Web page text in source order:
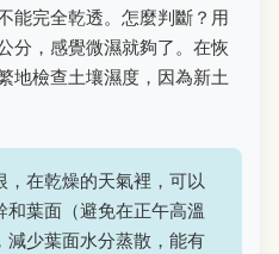
能完全乾透。怎麼判斷？用
分，感覺微濕就夠了。在恢
地檢查土壤濕度，因為新土
，在乾燥的天氣裡，可以
葉面（避免在正午高溫
減少葉面水分蒸散，能有